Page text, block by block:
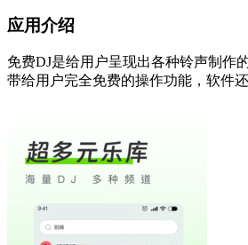
应用介绍
免费DJ是给用户呈现出各种铃声制作
带给用户完全免费的操作功能，软件